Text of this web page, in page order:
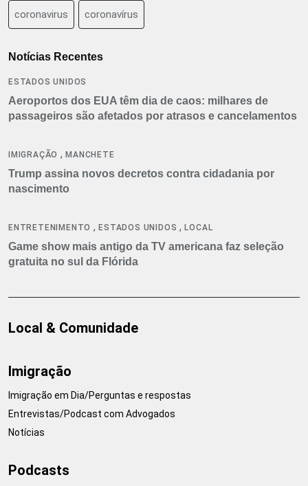
coronavirus coronavírus
Notícias Recentes
ESTADOS UNIDOS
Aeroportos dos EUA têm dia de caos: milhares de
passageiros são afetados por atrasos e cancelamentos
IMIGRAÇÃO ,MANCHETE
Trump assina novos decretos contra cidadania por
nascimento
ENTRETENIMENTO ,ESTADOS UNIDOS ,LOCAL
Game show mais antigo da TV americana faz seleção
gratuita no sul da Flórida
Local & Comunidade
Imigração
Imigração em Dia/Perguntas e respostas
Entrevistas/Podcast com Advogados
Notícias
Podcasts